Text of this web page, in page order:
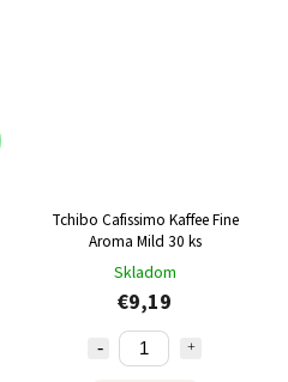
Tchibo Cafissimo Kaffee Fine
Aroma Mild 30 ks
Skladom
€9,19